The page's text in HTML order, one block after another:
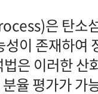
은 탄소
이 존재하여
은 이러한 산
율 평가가 가